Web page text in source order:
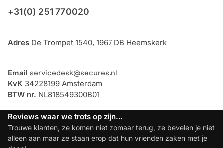
+31(0) 251 770020
Adres De Trompet 1540, 1967 DB Heemskerk
Email servicedesk@secures.nl
KvK 34228199 Amsterdam
BTW nr. NL818549300B01
Reviews waar we trots op zijn…
Trouwe klanten, ze komen niet zomaar terug, ze bevelen je niet
alleen aan maar ze staan erop dat hun vrienden zaken met je